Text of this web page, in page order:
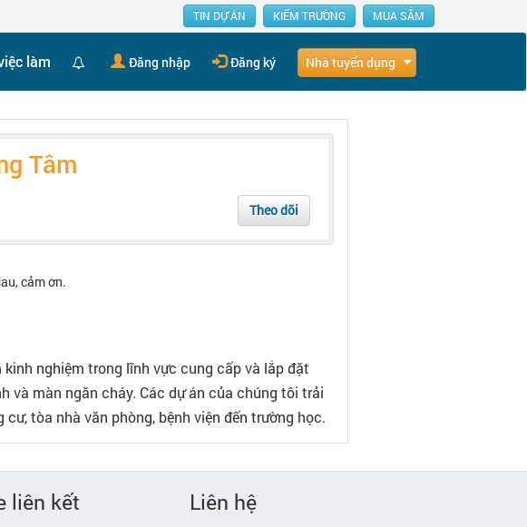
TIN DỰ ÁN KIẾM TRƯỜNG MUA SẮM
làm Đăng nhập Đăng ký Nhà tuyển dụng
Tâm
Theo dõi
cảm ơn.
kinh nghiệm trong lĩnh vực cung cấp và lắp đặt
và màn ngăn cháy. Các dự án của chúng tôi trải
tòa nhà văn phòng, bệnh viện đến trường học.
liên kết Liên hệ